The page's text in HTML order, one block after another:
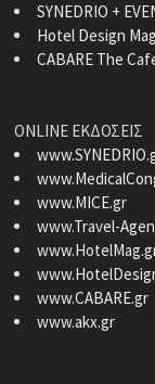
SYNEDRIO +
Hotel Design
CABARE The
ONLINE ΕΚΔΟΣΕΙΣ
www.MICE.gr
www.Travel-
www.CABARE.gr
www.akx.gr